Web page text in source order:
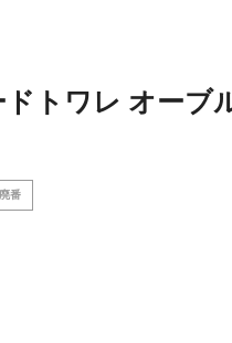
ドトワレ オーブ
廃番